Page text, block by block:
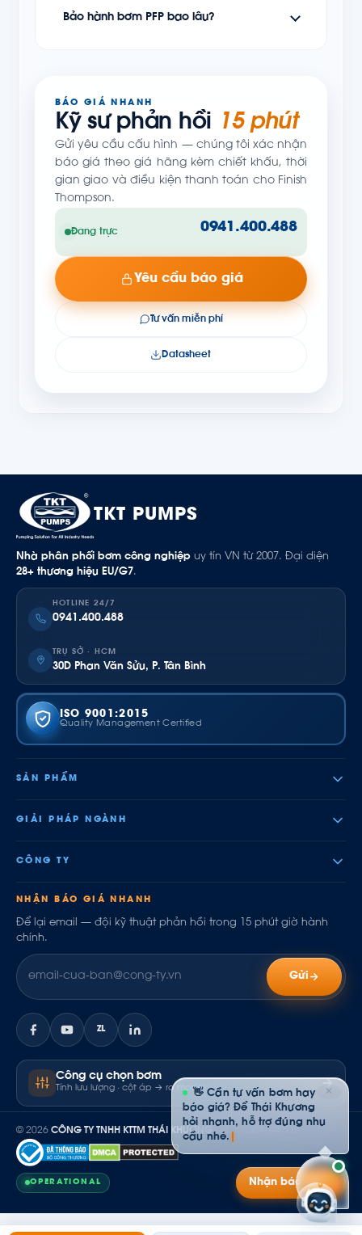
Bảo hành bơm PFP bao lâu?
BÁO GIÁ NHANH
Kỹ sư phản hồi 15 phút
Gửi yêu cầu cấu hình — chúng tôi xác nhận
báo giá theo giá hãng kèm chiết khấu, thời
gian giao và điều kiện thanh toán cho Finish
Thompson.
Đang trực 0941.400.488
Yêu cầu báo giá
Tư vấn miễn phí
Datasheet
TKT PUMPS
Nhà phân phối bơm công nghiệp uy tín VN từ 2007. Đại diện
28+ thương hiệu EU/G7.
HOTLINE 24/7
0941.400.488
TRỤ SỞ · HCM
30D Phan Văn Sửu, P. Tân Bình
ISO 9001:2015
Quality Management Certified
SẢN PHẨM
GIẢI PHÁP NGÀNH
CÔNG TY
NHẬN BÁO GIÁ NHANH
Để lại email — đội kỹ thuật phản hồi trong 15 phút giờ hành
chính.
Gửi
ZL
Công cụ chọn bơm
Tính lưu lượng · cột áp → ra model
© 2026 CÔNG TY TNHH KTTM THÁI KHƯƠNG · MST: 0304844502
OPERATIONAL Nhận báo giá
✕
👋 Cần tư vấn bơm hay
báo giá? Để Thái Khương
hỏi nhanh, hỗ trợ đúng nhu
cầu nhé.